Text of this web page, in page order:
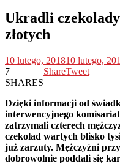
Ukradli
złotych
10 lutego, 201810 lutego,
7
SHARES
ShareTweet
Dzięki informacji od
interwencyjnego
zatrzymali czterech
czekolad wartych blisko
już zarzuty. Mężczyźni
dobrowolnie poddali się